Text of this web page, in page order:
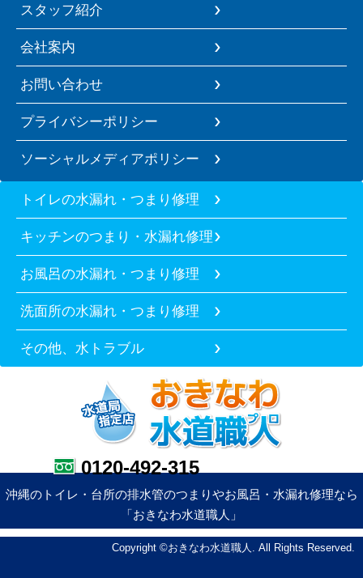
スタッフ紹介
会社案内
お問い合わせ
プライバシーポリシー
ソーシャルメディアポリシー
トイレの水漏れ・つまり修理
キッチンのつまり・水漏れ修理
お風呂の水漏れ・つまり修理
洗面所の水漏れ・つまり修理
その他、水トラブル
0120-492-315
沖縄のトイレ・台所の排水管のつまりやお風呂・水漏れ修理なら
「おきなわ水道職人」
Copyright ©おきなわ水道職人. All Rights Reserved.